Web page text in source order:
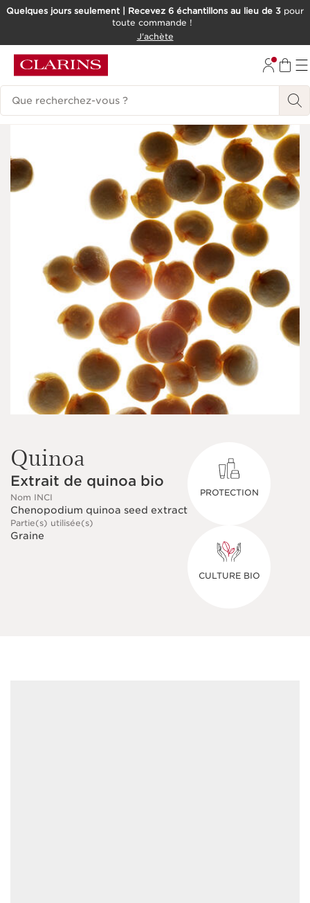
ALLER AU CONTENU
Quelques jours seulement | Recevez 6 échantillons au lieu de 3 pour
toute commande !
J'achète
Historique des recherches
Quinoa
Extrait de quinoa bio
Nom INCI
Chenopodium quinoa seed extract
Partie(s) utilisée(s)
Graine
PROTECTION
CULTURE BIO